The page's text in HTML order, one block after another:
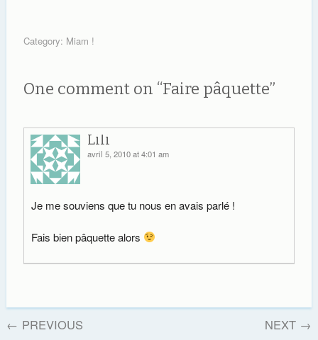
de Chéri, le dimanche
longtemps, nous avons
Category: Miam !
One comment on “Faire pâquette”
Lili
avril 5, 2010 at 4:01 am
Je me souviens que tu nous en avais parlé !
Fais bien pâquette alors
← PREVIOUS NEXT →